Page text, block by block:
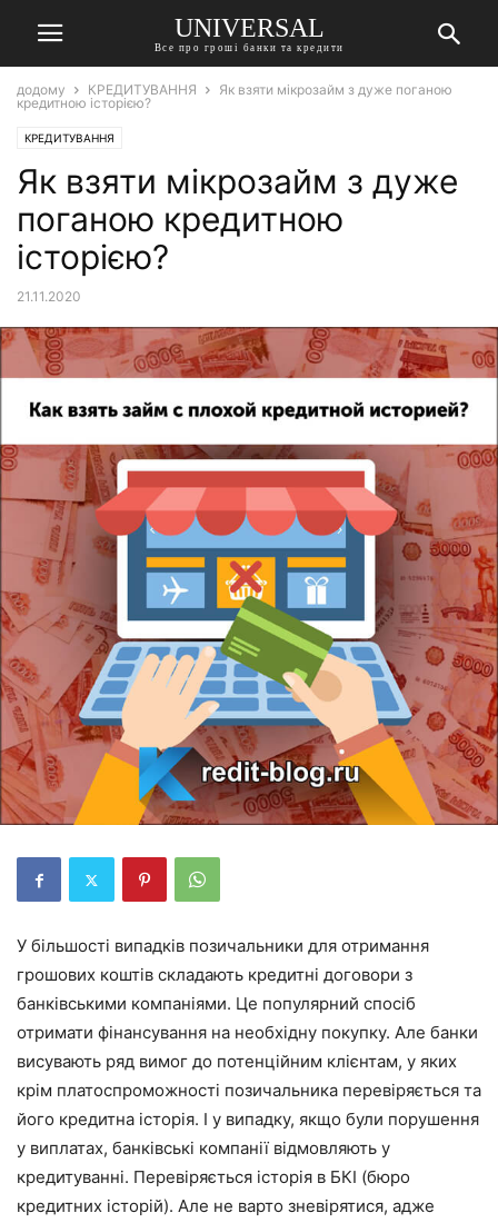
UNIVERSAL
Все про гроші банки та кредити
додому КРЕДИТУВАННЯ
Як взяти мікрозайм з дуже поганою
кредитною історією?
КРЕДИТУВАННЯ
Як взяти мікрозайм з дуже
поганою кредитною
історією?
21.11.2020
У більшості випадків позичальники для отримання
грошових коштів складають кредитні договори з
банківськими компаніями. Це популярний спосіб
отримати фінансування на необхідну покупку. Але банки
висувають ряд вимог до потенційним клієнтам, у яких
крім платоспроможності позичальника перевіряється та
його кредитна історія. І у випадку, якщо були порушення
у виплатах, банківські компанії відмовляють у
кредитуванні. Перевіряється історія в БКІ (бюро
кредитних історій). Але не варто зневірятися, адже